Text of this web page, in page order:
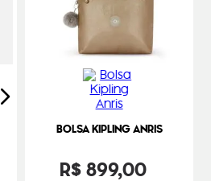
BOLSA KIPLING ANRIS
R$899,00